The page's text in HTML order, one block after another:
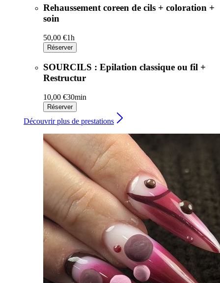
Rehaussement coreen de cils + coloration +
soin
50,00 €1h
Réserver
SOURCILS : Epilation classique ou fil +
Restructur
10,00 €30min
Réserver
Découvrir plus de prestations